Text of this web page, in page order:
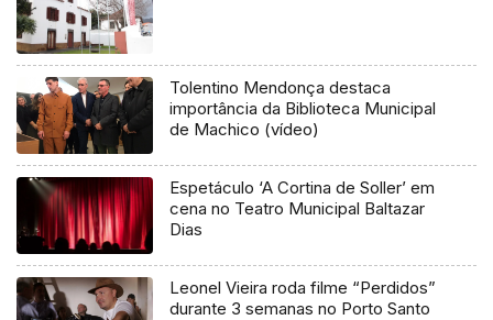
Tolentino Mendonça destaca
importância da Biblioteca Municipal
de Machico (vídeo)
Espetáculo ‘A Cortina de Soller’ em
cena no Teatro Municipal Baltazar
Dias
Leonel Vieira roda filme “Perdidos”
durante 3 semanas no Porto Santo